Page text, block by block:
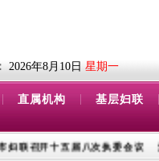
2026年8月10日 星期一
直属机构 基层妇联
开十五届八次执委会议 汕头